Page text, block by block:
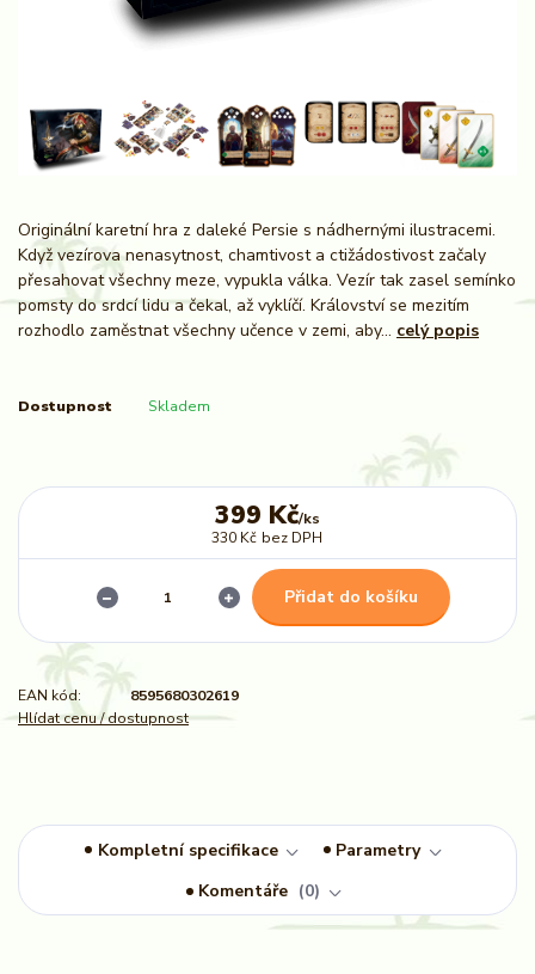
Originální karetní hra z daleké Persie s nádhernými ilustracemi.
Když vezírova nenasytnost, chamtivost a ctižádostivost začaly
přesahovat všechny meze, vypukla válka. Vezír tak zasel semínko
pomsty do srdcí lidu a čekal, až vyklíčí. Království se mezitím
rozhodlo zaměstnat všechny učence v zemi, aby... celý popis
Dostupnost Skladem
399 Kč/ks
330 Kč bez DPH
Přidat do košíku
EAN kód:
8595680302619
Hlídat cenu / dostupnost
Kompletní specifikace
Parametry
Komentáře
0